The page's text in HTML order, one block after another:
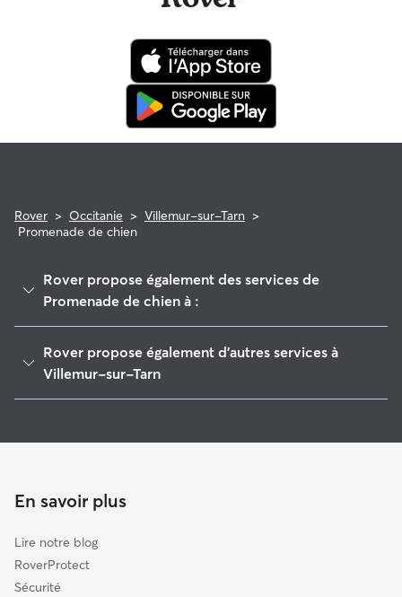
Rover > Occitanie > Villemur-sur-Tarn >
Promenade de chien
Rover propose également des services de
Promenade de chien à :
Fronton
Castelginest
Orgueil
Les Portes du Tarn
Rover propose également d'autres services à
Villemur-sur-Tarn
Garderie pour chien à Villemur-Sur-Tarn
En savoir plus
Lire notre blog
RoverProtect
Sécurité